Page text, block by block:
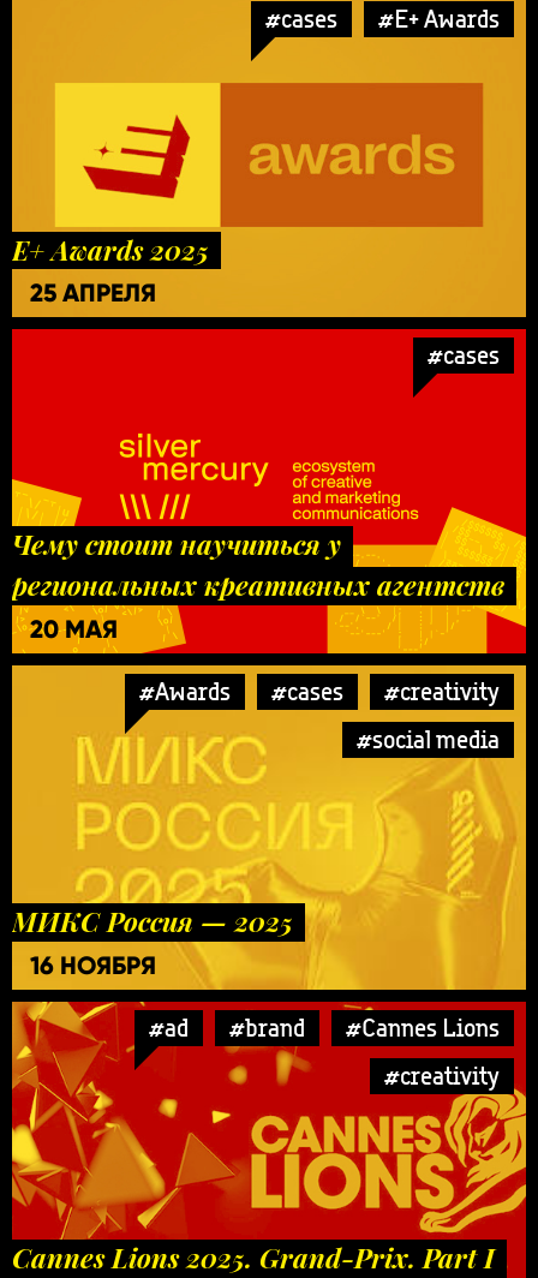
#cases #E+ Awards
E+ Awards 2025
25 АПРЕЛЯ
#cases
Чему стоит научиться у
региональных креативных агентств
20 МАЯ
#Awards #cases
#creativity
#social media
МИКС Россия — 2025
16 НОЯБРЯ
#ad #brand
#Cannes Lions
#creativity
Cannes Lions 2025. Grand-Prix. Part I